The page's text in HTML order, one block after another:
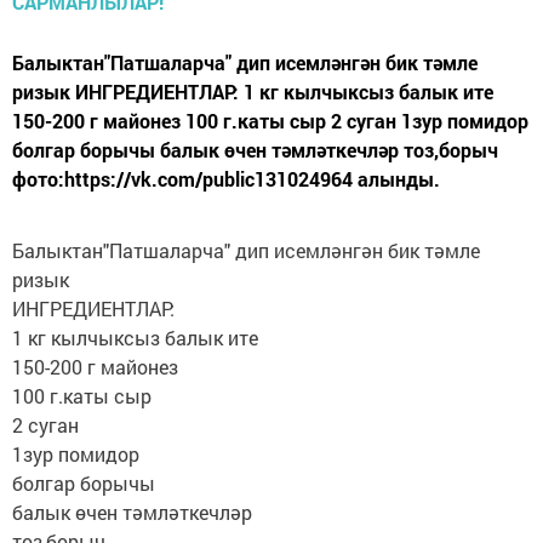
Балыктан"Патшаларча" дип исемләнгән бик тәмле
ризык ИНГРЕДИЕНТЛАР: 1 кг кылчыксыз балык ите
150-200 г майонез 100 г.каты сыр 2 суган 1зур помидор
болгар борычы балык өчен тәмләткечләр тоз,борыч
фото:https://vk.com/public131024964 алынды.
Балыктан"Патшаларча" дип исемләнгән бик тәмле
ризык
ИНГРЕДИЕНТЛАР:
1 кг кылчыксыз балык ите
150-200 г майонез
100 г.каты сыр
2 суган
1зур помидор
болгар борычы
балык өчен тәмләткечләр